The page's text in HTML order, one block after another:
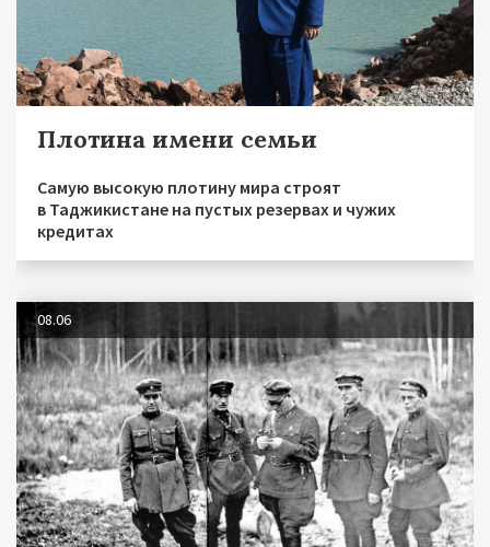
Плотина имени семьи
Самую высокую плотину мира строят
в Таджикистане на пустых резервах и чужих
кредитах
08.06